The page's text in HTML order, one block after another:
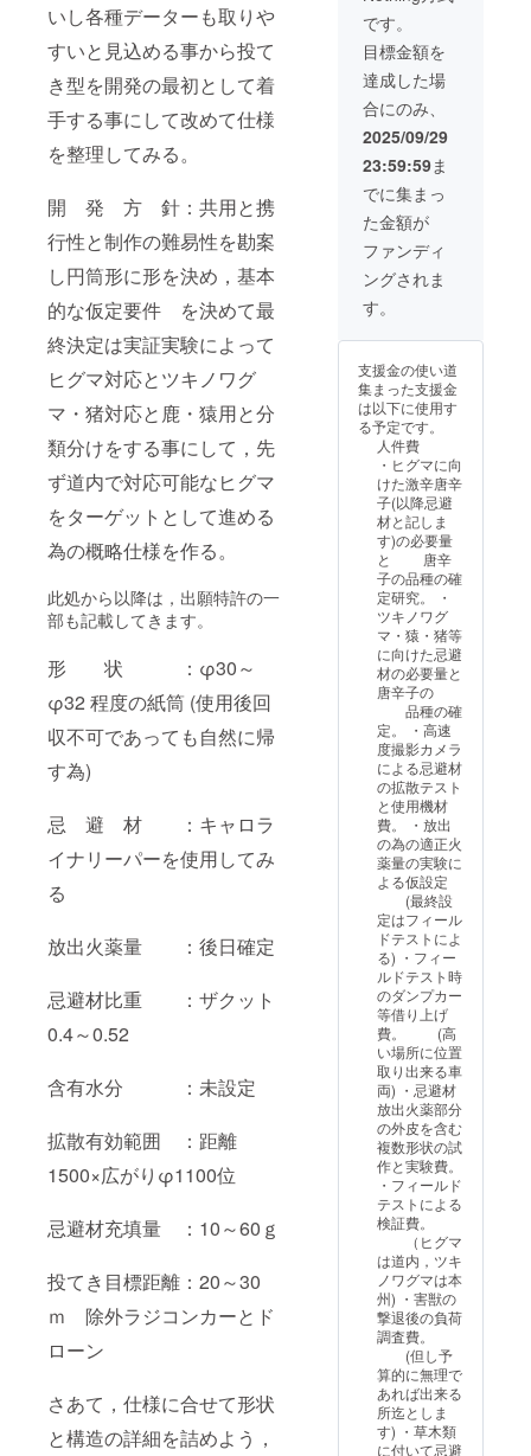
いし各種データーも取りや
すいと見込める事から投て
き型を開発の最初として着
手する事にして改めて仕様
を整理してみる。
開 発 方 針：共用と携
行性と制作の難易性を勘案
し円筒形に形を決め，基本
的な仮定要件 を決めて最
終決定は実証実験によって
ヒグマ対応とツキノワグ
マ・猪対応と鹿・猿用と分
類分けをする事にして，先
ず道内で対応可能なヒグマ
をターゲットとして進める
為の概略仕様を作る。
此処から以降は，出願特許の一
部も記載してきます。
形 状 ：φ30～
φ32 程度の紙筒 (使用後回
収不可であっても自然に帰
す為)
忌 避 材 ：キャロラ
イナリーパーを使用してみ
る
放出火薬量 ：後日確定
忌避材比重 ：ザクット
0.4～0.52
含有水分 ：未設定
拡散有効範囲 ：距離
1500×広がりφ1100位
忌避材充填量 ：10～60ｇ
投てき目標距離：20～30
ｍ 除外ラジコンカーとド
ローン
さあて，仕様に合せて形状
と構造の詳細を詰めよう，
より技術ア
ドバイザー
として委嘱
を受ける
平成 2年 3
月 北海道立
工業試験場
殿のセンシ
ング技術共
同研究完了
平成 5年 3
月 北海道知
事殿より、
機械・金属
製造分野、
機械設計
技術アドバ
イザーとし
て委嘱を受
ける
平成12年3月
時限立法の
期間満了に
よりアドバ
イザー終
了。
平成 7年 9
月 旭川市殿
より技術ア
ドバイザー
として再委
嘱を受ける
平成 8年 3
月 旭川市殿
の技術アド
バイザー制
度中止によ
り終了
平成 10年 3
月 網走地区
移動大学殿
からの講師
依頼により
企
業としての
新商品開発
と其の手法
と特許に付
いて講義を
行う。
平成 20年 9
月 国際福祉
機器展事務
局の招待に
より東京大
書類一式をコ
ピーして自分用
に 上書き変更
が出来る出願書
類のひな型を収
納したＣＤ を
1枚。 (時期
ます)
です。
目標金額を
達成した場
合にのみ、
2025/09/29
23:59:59ま
でに集まっ
た金額が
ファンディ
ングされま
す。
支援金の使い道
集まった支援金
は以下に使用す
る予定です。
人件費
・ヒグマに向
けた激辛唐辛
子(以降忌避
材と記しま
す)の必要量
と 唐辛
子の品種の確
定研究。 ・
ツキノワグ
マ・猿・猪等
に向けた忌避
材の必要量と
唐辛子の
品種の確
定。 ・高速
度撮影カメラ
による忌避材
の拡散テスト
と使用機材
費。 ・放出
の為の適正火
薬量の実験に
よる仮設定
(最終設
定はフィール
ドテストによ
る) ・フィー
ルドテスト時
のダンプカー
等借り上げ
費。 (高
い場所に位置
取り出来る車
両) ・忌避材
放出火薬部分
の外皮を含む
複数形状の試
作と実験費。
・フィールド
テストによる
検証費。
（ヒグマ
は道内，ツキ
ノワグマは本
州) ・害獣の
撃退後の負荷
調査費。
(但し予
算的に無理で
あれば出来る
所迄としま
す) ・草木類
に付いて忌避